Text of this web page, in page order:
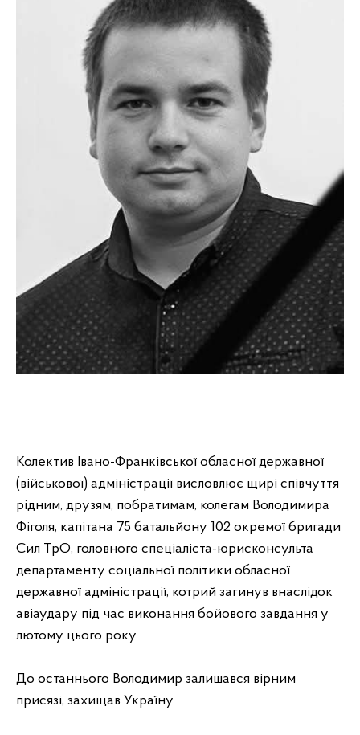
Колектив Івано-Франківської обласної державної
(військової) адміністрації висловлює щирі співчуття
рідним, друзям, побратимам, колегам Володимира
Фіголя, капітана 75 батальйону 102 окремої бригади
Сил ТрО, головного спеціаліста-юрисконсульта
департаменту соціальної політики обласної
державної адміністрації, котрий загинув внаслідок
авіаудару під час виконання бойового завдання у
лютому цього року.
До останнього Володимир залишався вірним
присязі, захищав Україну.